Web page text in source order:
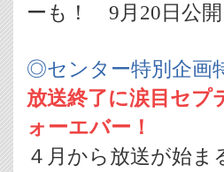
ーも！ 9月20日公開
◎センター特別企画
放送終了に涙目セ
ォーエバー！
４月から放送が始